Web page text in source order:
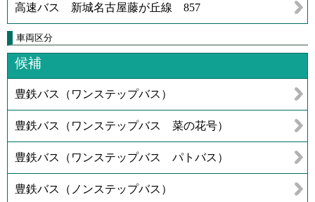
高速バス 新城名古屋藤が丘線 857
車両区分
候補
豊鉄バス（ワンステップバス）
豊鉄バス（ワンステップバス 菜の花号）
豊鉄バス（ワンステップバス パトバス）
豊鉄バス（ノンステップバス）